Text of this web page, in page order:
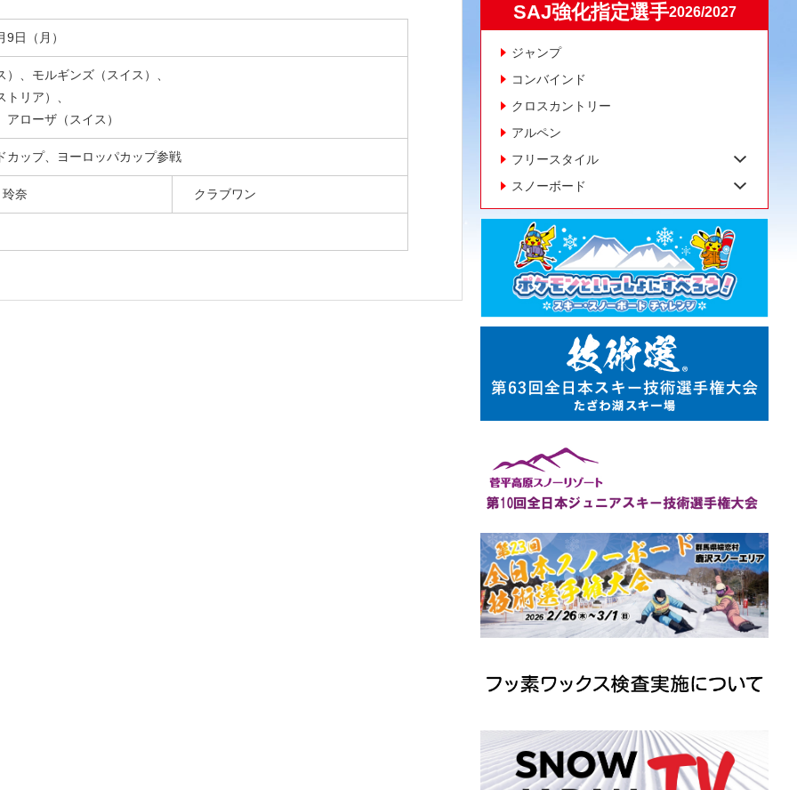
日（月）
、モルギンズ（スイス）、
リア）、
ローザ（スイス）
ップ、ヨーロッパカップ参戦
奈 クラブワン
SAJ強化指定選手2026/2027
ジャンプ
コンバインド
クロスカントリー
アルペン
フリースタイル
スノーボード